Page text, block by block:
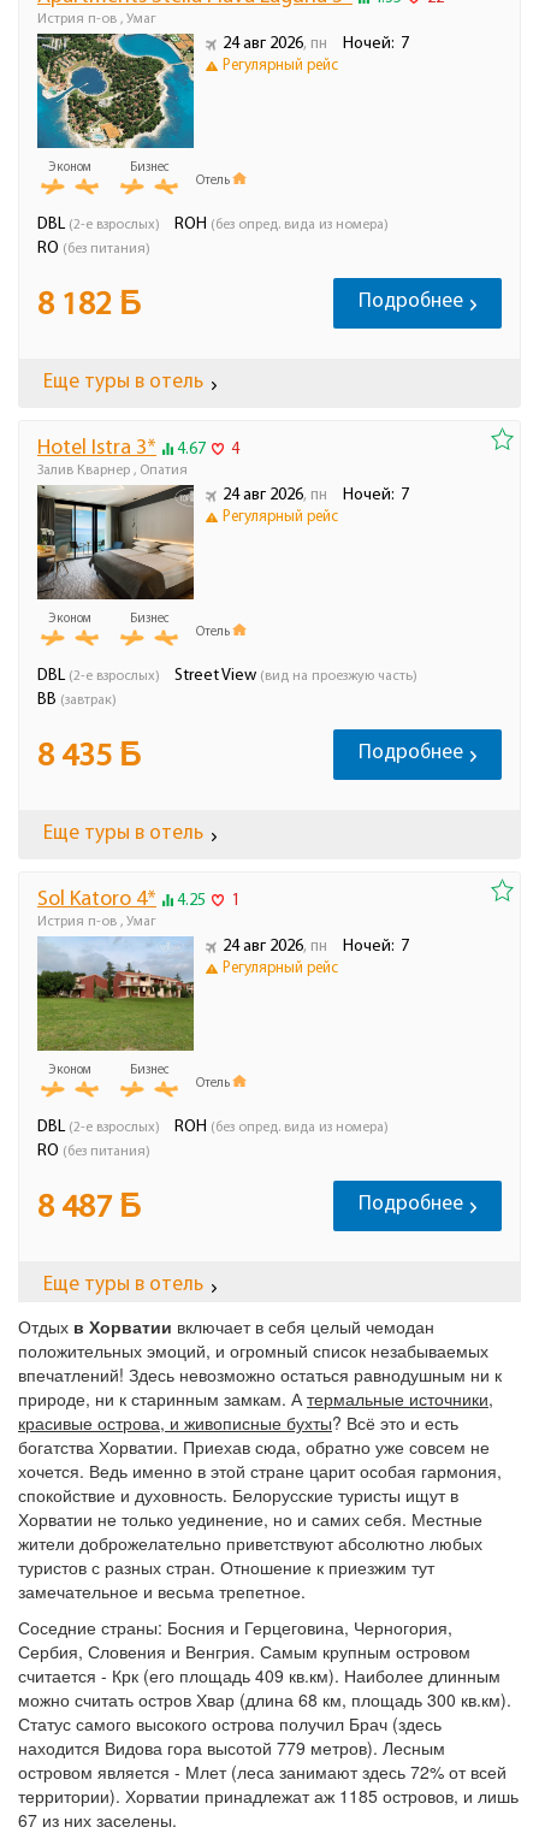
Отдых в Хорватии включает в себя целый чемодан
положительных эмоций, и огромный список незабываемых
впечатлений! Здесь невозможно остаться равнодушным ни к
природе, ни к старинным замкам. Атермальные источники,
красивые острова, и живописные бухты? Всё это и есть
богатства Хорватии. Приехав сюда, обратно уже совсем не
хочется. Ведь именно в этой стране царит особая гармония,
спокойствие и духовность. Белорусские туристы ищут в
Хорватии не только уединение, но и самих себя. Местные
жители доброжелательно приветствуют абсолютно любых
туристов с разных стран. Отношение к приезжим тут
замечательное и весьма трепетное.
Соседние страны: Босния и Герцеговина, Черногория,
Сербия, Словения и Венгрия. Самым крупным островом
считается - Крк (его площадь 409 кв.км). Наиболее длинным
можно считать остров Хвар (длина 68 км, площадь 300 кв.км).
Статус самого высокого острова получил Брач (здесь
находится Видова гора высотой 779 метров). Лесным
островом является - Млет (леса занимают здесь 72% от всей
территории). Хорватии принадлежат аж 1185 островов, и лишь
67 из них заселены.